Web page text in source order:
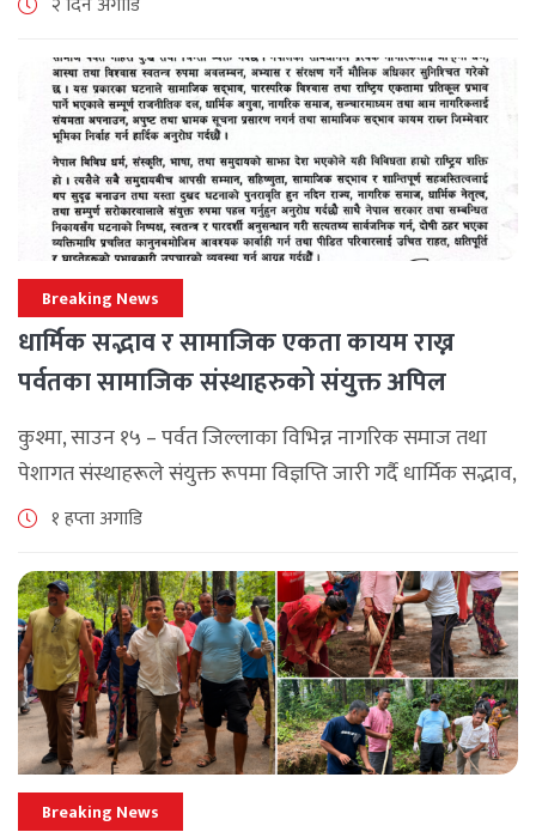
जनाएको छ। भ्रमणका क्रममा विश्व [...]
Breaking News
धार्मिक सद्भाव र सामाजिक एकता कायम राख्न
पर्वतका सामाजिक संस्थाहरुको संयुक्त अपिल
कुश्मा, साउन १५ – पर्वत जिल्लाका विभिन्न नागरिक समाज तथा
पेशागत संस्थाहरूले संयुक्त रूपमा विज्ञप्ति जारी गर्दै धार्मिक सद्भाव,
सामाजिक एकता र कानुनी शासन कायम राख्न सबै पक्षलाई संयमता
१ हप्ता अगाडि
Breaking News